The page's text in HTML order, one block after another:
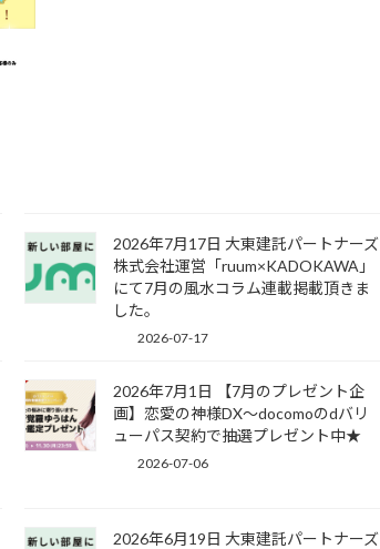
2026年7月17日 大東建託パートナーズ
株式会社運営「ruum×KADOKAWA」
にて7月の風水コラム連載掲載頂きま
した。
2026-07-17
2026年7月1日 【7月のプレゼント企
画】恋愛の神様DX〜docomoのdバリ
ューパス契約で抽選プレゼント中★
2026-07-06
2026年6月19日 大東建託パートナーズ